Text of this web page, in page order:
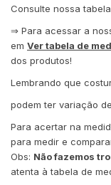
Consulte nossa
⇒ Para acessar a
em Ver tabela de
dos produtos!
Lembrando que
podem ter variação
Para acertar na
para medir e
Obs: Não fazemos
atenta à tabela de